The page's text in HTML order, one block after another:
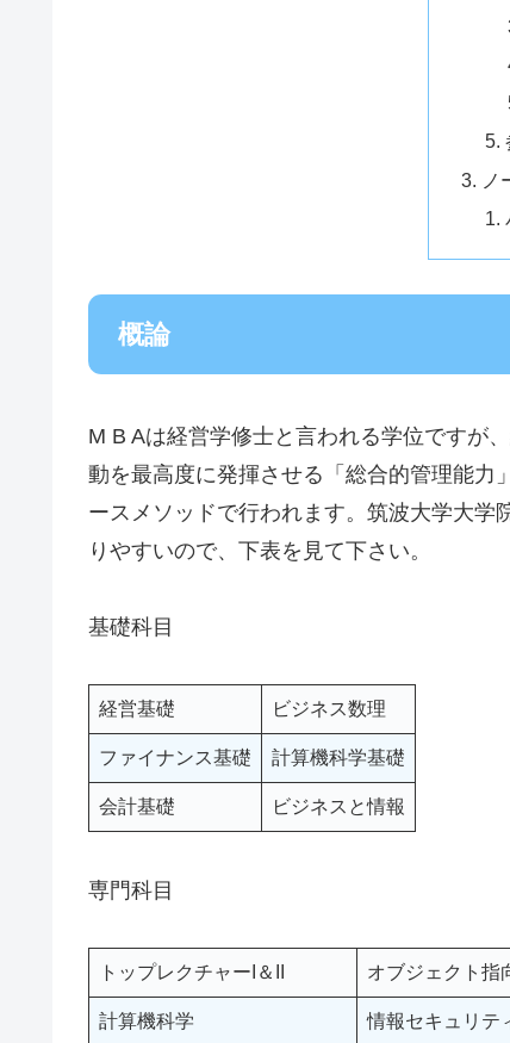
ノ
概論
M B Aは経営学修士と言われる学位ですが
動を最高度に発揮させる「総合的管理能力
ースメソッドで行われます。筑波大学大
りやすいので、下表を見て下さい。
基礎科目
経営基礎 ビジネス数理
ファイナンス基礎 計算機科学基礎
会計基礎 ビジネスと情報
専門科目
トップレクチャーI＆II オブジェクト指
計算機科学 情報セキュリテ